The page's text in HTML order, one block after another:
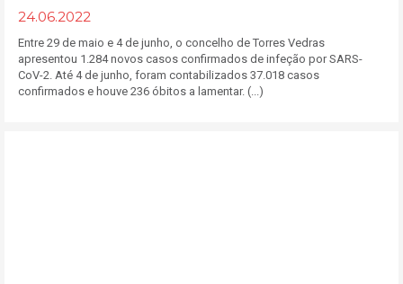
24.06.2022
Entre 29 de maio e 4 de junho, o concelho de Torres Vedras
apresentou 1.284 novos casos confirmados de infeção por SARS-
CoV-2. Até 4 de junho, foram contabilizados 37.018 casos
confirmados e houve 236 óbitos a lamentar. (...)